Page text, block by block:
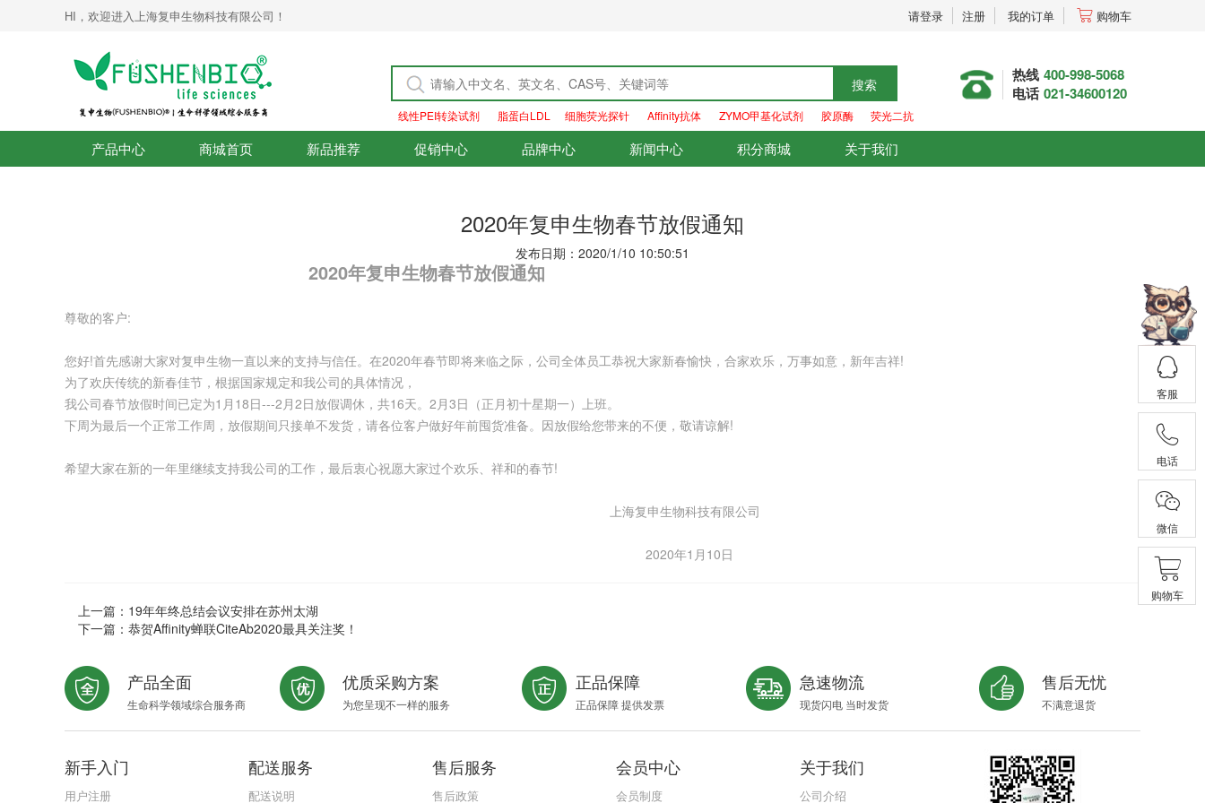
HI，欢迎进入上海复申生物科技有限公司！ 请登录 注册 我的订单 购物车
搜索
线性PEI转染试剂 脂蛋白LDL 细胞荧光探针 Affinity抗体 ZYMO甲基化试剂 胶原酶 荧光二抗
热线
电话
400-998-5068
021-34600120
产品中心 商城首页 新品推荐 促销中心 品牌中心 新闻中心 积分商城 关于我们
2020年复申生物春节放假通知
发布日期：2020/1/10 10:50:51
2020年复申生物春节放假通知
尊敬的客户:
您好!首先感谢大家对复申生物一直以来的支持与信任。在2020年春节即将来临之际，公司全体员工恭祝大家新春愉快，合家欢乐，万事如意，新年吉祥!
为了欢庆传统的新春佳节，根据国家规定和我公司的具体情况，
我公司春节放假时间已定为1月18日---2月2日放假调休，共16天。2月3日（正月初十星期一）上班。
下周为最后一个正常工作周，放假期间只接单不发货，请各位客户做好年前囤货准备。因放假给您带来的不便，敬请谅解!
希望大家在新的一年里继续支持我公司的工作，最后衷心祝愿大家过个欢乐、祥和的春节!
上海复申生物科技有限公司
2020年1月10日
上一篇： 19年年终总结会议安排在苏州太湖
下一篇： 恭贺Affinity蝉联CiteAb2020最具关注奖！
产品全面
生命科学领域综合服务商
优质采购方案
为您呈现不一样的服务
正品保障
正品保障 提供发票
急速物流
现货闪电 当时发货
售后无忧
不满意退货
新手入门
用户注册
配送服务
配送说明
售后服务
售后政策
会员中心
会员制度
关于我们
公司介绍
客服
电话
微信
购物车